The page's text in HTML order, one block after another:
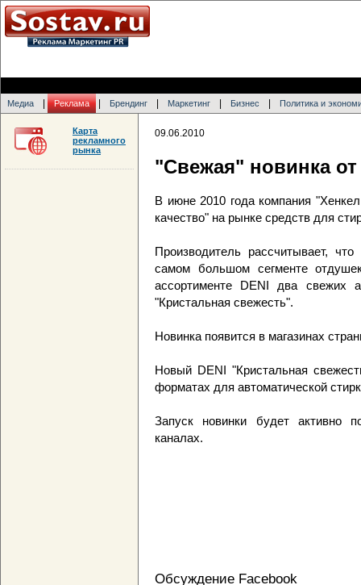
Медиа Реклама Брендинг Маркетинг Бизнес Политика и
09.06.2010
"Свежая" новинка
В июне 2010 года компания
качество" на рынке средств для
Производитель рассчитывает,
самом большом сегменте
ассортименте DENI два свежих
"Кристальная свежесть".
Новинка появится в магазинах
Новый DENI "Кристальная
форматах для автоматической
Запуск новинки будет активно
каналах.
Обсуждение Facebook
Карта
рекламного
рынка